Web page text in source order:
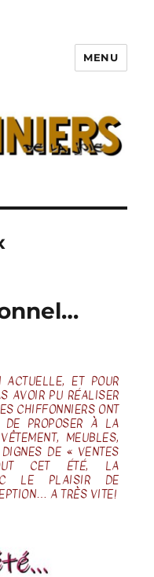
MENU
ET POUR
AVOIR PU RÉALISER
CHIFFONNIERS ONT
PROPOSER À LA
MEUBLES,
DE « VENTES
CET ÉTÉ, LA
LE PLAISIR DE
A TRÈS VITE!